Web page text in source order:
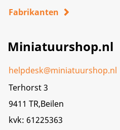
Fabrikanten
Miniatuurshop.nl
helpdesk@miniatuurshop.nl
Terhorst 3
9411 TR,Beilen
kvk: 61225363